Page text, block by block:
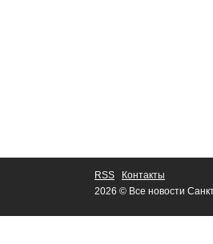
RSS
Контакты
2026 © Все новости